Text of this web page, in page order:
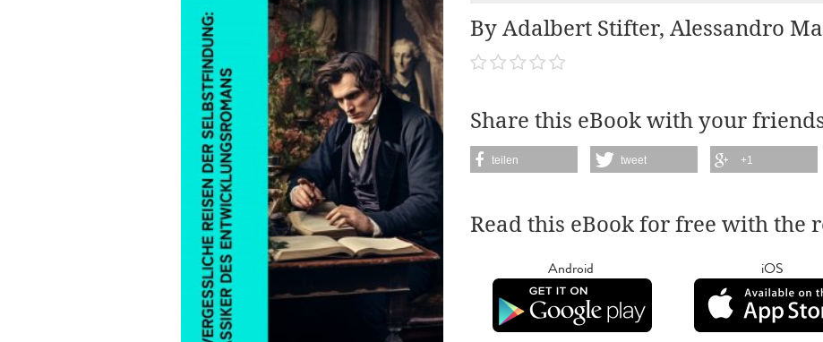
By Adalbert Stifter, Alessandro
Share this eBook with your
teilen tweet +1
Read this eBook for free with the
Android iOS